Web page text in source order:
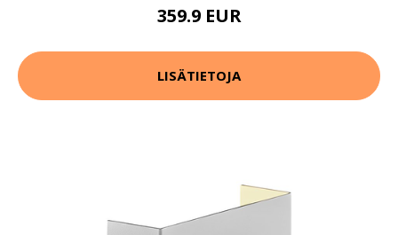
359.9 EUR
LISÄTIETOJA